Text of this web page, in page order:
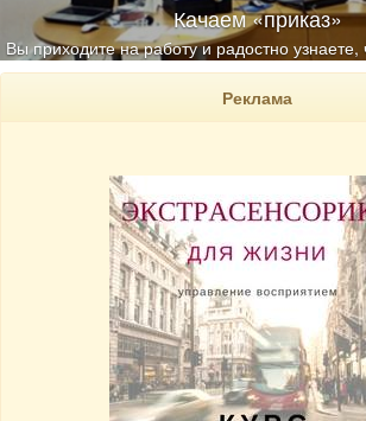
Качаем «приказ»
Вы приходите на работу и радостно
вас на беседу
Реклама